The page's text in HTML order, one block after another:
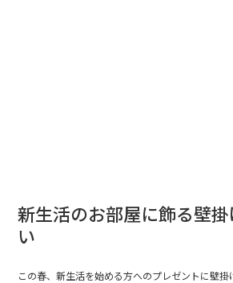
新生活のお部屋に飾る壁
い
この春、新生活を始める方へのプレゼントに壁掛